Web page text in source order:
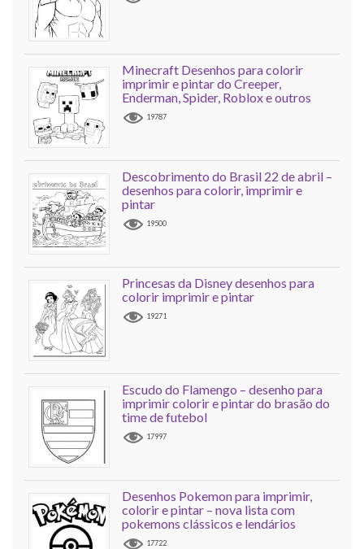
Minecraft Desenhos para colorir
imprimir e pintar do Creeper,
Enderman, Spider, Roblox e outros
19787
Descobrimento do Brasil 22 de abril –
desenhos para colorir, imprimir e
pintar
19500
Princesas da Disney desenhos para
colorir imprimir e pintar
19271
Escudo do Flamengo – desenho para
imprimir colorir e pintar do brasão do
time de futebol
17997
Desenhos Pokemon para imprimir,
colorir e pintar – nova lista com
pokemons clássicos e lendários
17722